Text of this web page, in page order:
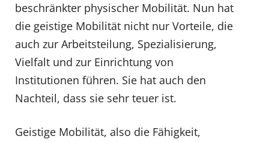
beschränkter physischer Mobilität. Nun hat
die geistige Mobilität nicht nur Vorteile, die
auch zur Arbeitsteilung, Spezialisierung,
Vielfalt und zur Einrichtung von
Institutionen führen. Sie hat auch den
Nachteil, dass sie sehr teuer ist.
Geistige Mobilität, also die Fähigkeit,